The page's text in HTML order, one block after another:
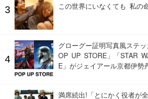
この世界にいなくても 私の
グローグー証明写真風ステ
OP UP STORE」「STAR
E」がジェイアール京都伊勢
満席続出!「とにかく役者が